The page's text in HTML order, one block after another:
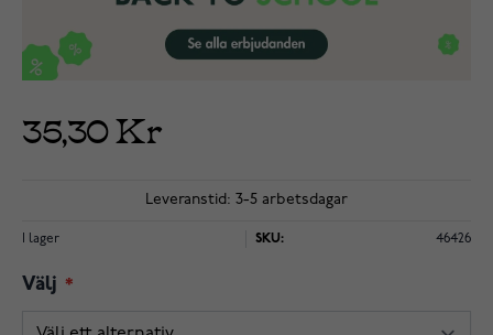
35,30 Kr
Leveranstid: 3-5 arbetsdagar
I lager SKU: 46426
Välj